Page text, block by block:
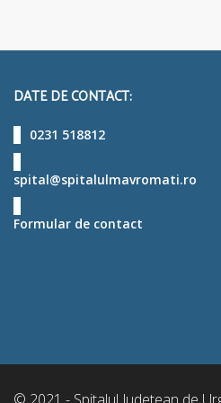
DATE DE CONTACT:
0231 518812
spital@spitalulmavromati.ro
Formular de contact